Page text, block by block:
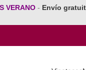
VERANO - Envío